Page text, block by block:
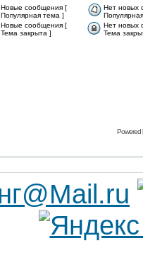
Новые сообщения [
Популярная тема ]
Нет новых
Новые сообщения [
Тема закрыта ]
Нет новых
Тема
Powered